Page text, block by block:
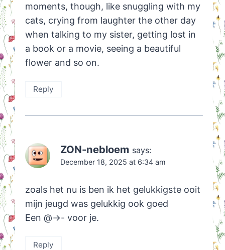
moments, though, like snuggling with my
cats, crying from laughter the other day
when talking to my sister, getting lost in
a book or a movie, seeing a beautiful
flower and so on.
Reply
ZON-nebloem says:
December 18, 2025 at 6:34 am
zoals het nu is ben ik het gelukkigste ooit
mijn jeugd was gelukkig ook goed
Een @->- voor je.
Reply